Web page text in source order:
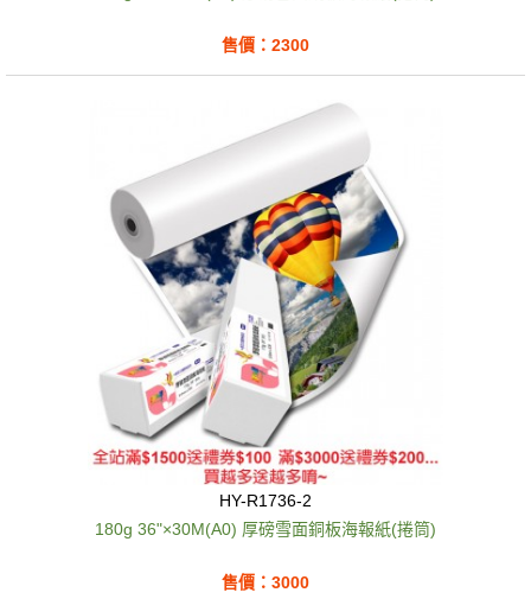
售價：2300
HY-R1736-2
180g 36"×30M(A0) 厚磅雪面銅板海報紙(捲筒)
售價：3000